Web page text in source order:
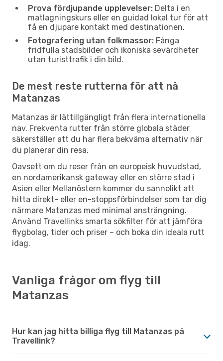
Prova fördjupande upplevelser: Delta i en
matlagningskurs eller en guidad lokal tur för att
få en djupare kontakt med destinationen.
Fotografering utan folkmassor: Fånga
fridfulla stadsbilder och ikoniska sevärdheter
utan turisttrafik i din bild.
De mest reste rutterna för att nå
Matanzas
Matanzas är lättillgängligt från flera internationella
nav. Frekventa rutter från större globala städer
säkerställer att du har flera bekväma alternativ när
du planerar din resa.
Oavsett om du reser från en europeisk huvudstad,
en nordamerikansk gateway eller en större stad i
Asien eller Mellanöstern kommer du sannolikt att
hitta direkt- eller en-stoppsförbindelser som tar dig
närmare Matanzas med minimal ansträngning.
Använd Travellinks smarta sökfilter för att jämföra
flygbolag, tider och priser – och boka din ideala rutt
idag.
Vanliga frågor om flyg till
Matanzas
Hur kan jag hitta billiga flyg till Matanzas på
Travellink?